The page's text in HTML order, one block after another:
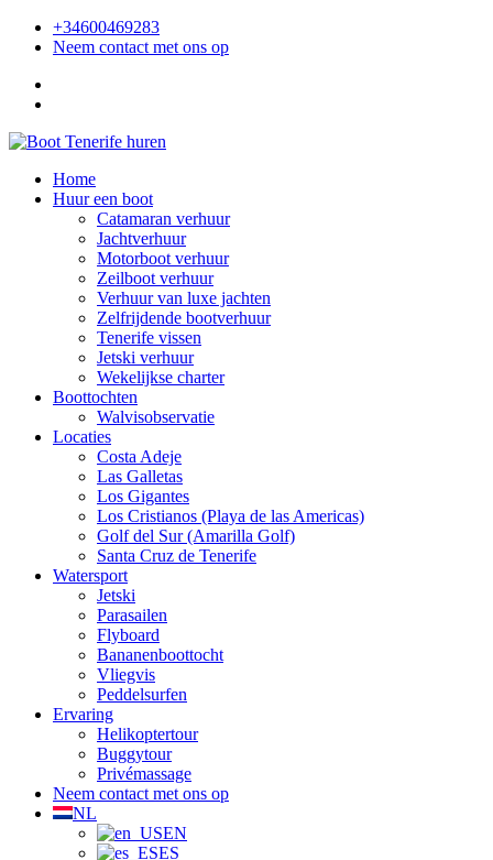
+34600469283
Neem contact met ons op
Home
Huur een boot
Catamaran verhuur
Jachtverhuur
Motorboot verhuur
Zeilboot verhuur
Verhuur van luxe jachten
Zelfrijdende bootverhuur
Tenerife vissen
Jetski verhuur
Wekelijkse charter
Boottochten
Walvisobservatie
Locaties
Costa Adeje
Las Galletas
Los Gigantes
Los Cristianos (Playa de las Americas)
Golf del Sur (Amarilla Golf)
Santa Cruz de Tenerife
Watersport
Jetski
Parasailen
Flyboard
Bananenboottocht
Vliegvis
Peddelsurfen
Ervaring
Helikoptertour
Buggytour
Privémassage
Neem contact met ons op
NL
EN
ES